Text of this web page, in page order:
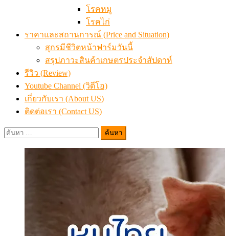
โรคหมู
โรคไก่
ราคาและสถานการณ์ (Price and Situation)
สุกรมีชีวิตหน้าฟาร์มวันนี้
สรุปภาวะสินค้าเกษตรประจำสัปดาห์
รีวิว (Review)
Youtube Channel (วิดีโอ)
เกี่ยวกับเรา (About US)
ติดต่อเรา (Contact US)
ค้นหา